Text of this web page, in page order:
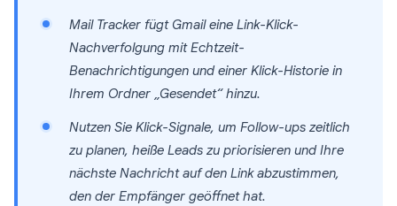
Mail Tracker fügt Gmail eine Link-Klick-
Nachverfolgung mit Echtzeit-
Benachrichtigungen und einer Klick-Historie in
Ihrem Ordner „Gesendet“ hinzu.
Nutzen Sie Klick-Signale, um Follow-ups zeitlich
zu planen, heiße Leads zu priorisieren und Ihre
nächste Nachricht auf den Link abzustimmen,
den der Empfänger geöffnet hat.